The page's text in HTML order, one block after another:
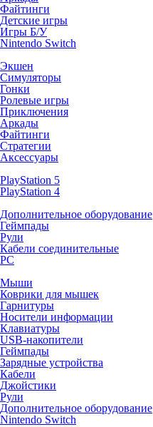
Файтинги
Детские игры
Игры Б/У
Nintendo Switch
Экшен
Симуляторы
Гонки
Ролевые игры
Приключения
Аркады
Файтинги
Стратегии
Аксессуары
PlayStation 5
PlayStation 4
Дополнительное оборудование
Геймпады
Рули
Кабели соединительные
PC
Мыши
Коврики для мышек
Гарнитуры
Носители информации
Клавиатуры
USB-накопители
Геймпады
Зарядные устройства
Кабели
Джойстики
Рули
Дополнительное оборудование
Nintendo Switch